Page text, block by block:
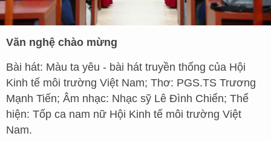
Văn nghệ chào mừng
Bài hát: Màu ta yêu - bài hát truyền thống của Hội
Kinh tế môi trường Việt Nam; Thơ: PGS.TS Trương
Mạnh Tiến; Âm nhạc: Nhạc sỹ Lê Đình Chiển; Thể
hiện: Tốp ca nam nữ Hội Kinh tế môi trường Việt
Nam.